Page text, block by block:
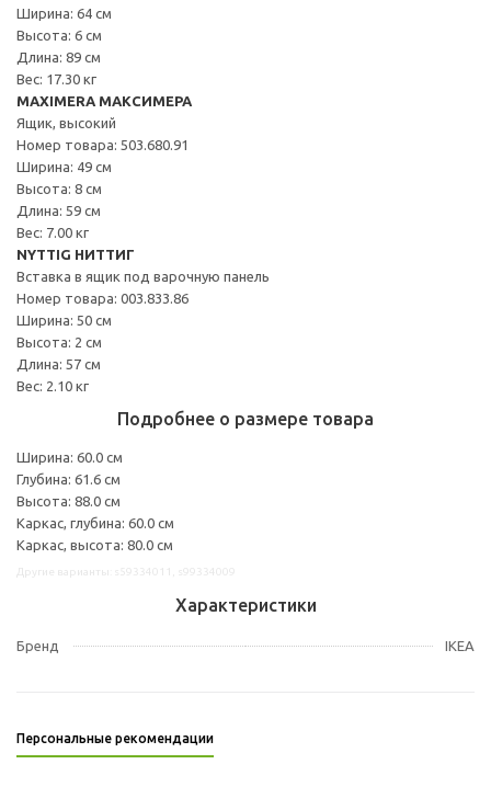
Ширина: 64 см
Высота: 6 см
Длина: 89 см
Вес: 17.30 кг
MAXIMERA МАКСИМЕРА
Ящик, высокий
Номер товара: 503.680.91
Ширина: 49 см
Высота: 8 см
Длина: 59 см
Вес: 7.00 кг
NYTTIG НИТТИГ
Вставка в ящик под варочную панель
Номер товара: 003.833.86
Ширина: 50 см
Высота: 2 см
Длина: 57 см
Вес: 2.10 кг
Подробнее о размере товара
Ширина: 60.0 см
Глубина: 61.6 см
Высота: 88.0 см
Каркас, глубина: 60.0 см
Каркас, высота: 80.0 см
Характеристики
Бренд IKEA
Персональные рекомендации